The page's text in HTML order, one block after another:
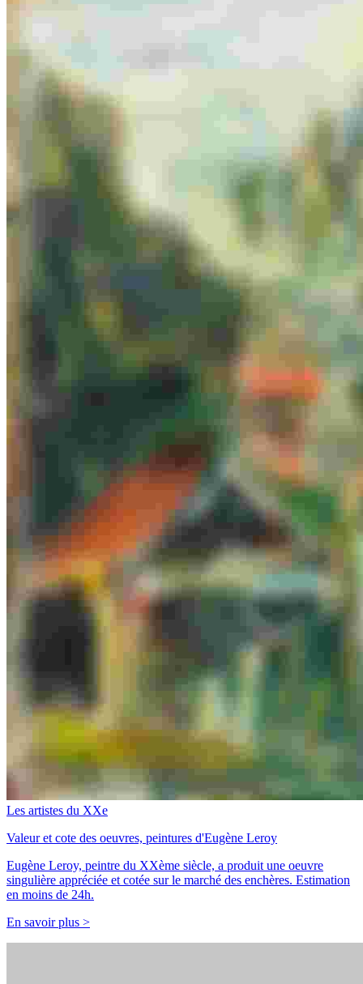
Les artistes du XXe
Valeur et cote des oeuvres, peintures d'Eugène Leroy
Eugène Leroy, peintre du XXème siècle, a produit une oeuvre
singulière appréciée et cotée sur le marché des enchères. Estimation
en moins de 24h.
En savoir plus >